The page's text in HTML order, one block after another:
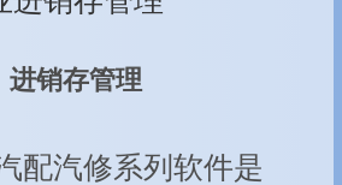
进销存管理
配汽修系列软件是